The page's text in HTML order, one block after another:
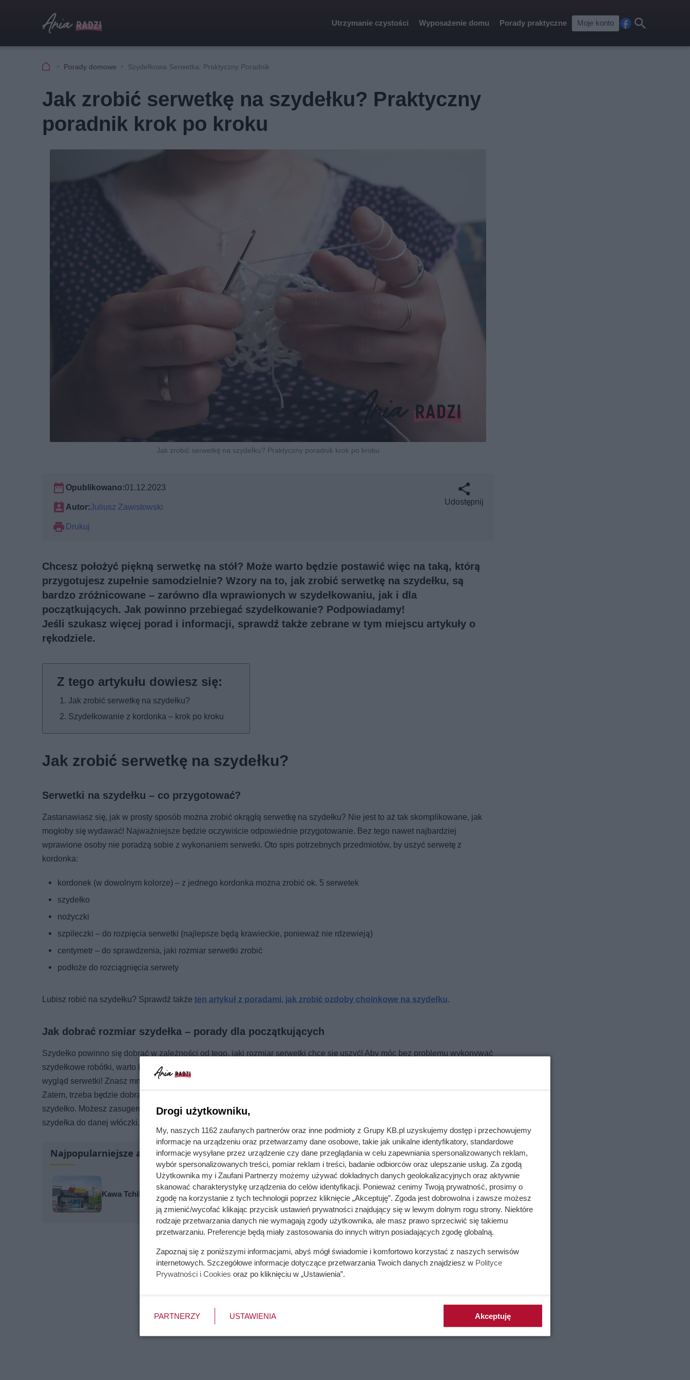
Utrzymanie czystości Wyposażenie domu Porady praktyczne Moje konto
cebkaj
Porady domowe Szydełkowa Serwetka: Praktyczny Poradnik
Jak zrobić serwetkę na szydełku? Praktyczny
poradnik krok po kroku
Jak zrobić serwetkę na szydełku? Praktyczny poradnik krok po kroku
Opublikowano:01.12.2023
Autor:Juliusz Zawistowski
Drukuj
Udostępnij
Chcesz położyć piękną serwetkę na stół? Może warto będzie postawić więc na taką, którą
przygotujesz zupełnie samodzielnie? Wzory na to, jak zrobić serwetkę na szydełku, są
bardzo zróżnicowane – zarówno dla wprawionych w szydełkowaniu, jak i dla
początkujących. Jak powinno przebiegać szydełkowanie? Podpowiadamy!
Jeśli szukasz więcej porad i informacji, sprawdź także zebrane w tym miejscu artykuły o
rękodziele.
Jak zrobić serwetkę na szydełku?
Szydełkowanie z kordonka – krok po kroku
Jak zrobić serwetkę na szydełku?
Serwetki na szydełku – co przygotować?
Zastanawiasz się, jak w prosty sposób można zrobić okrągłą serwetkę na szydełku? Nie jest to aż tak skomplikowane, jak
mogłoby się wydawać! Najważniejsze będzie oczywiście odpowiednie przygotowanie. Bez tego nawet najbardziej
wprawione osoby nie poradzą sobie z wykonaniem serwetki. Oto spis potrzebnych przedmiotów, by uszyć serwetę z
kordonka:
kordonek (w dowolnym kolorze) – z jednego kordonka można zrobić ok. 5 serwetek
szydełko
nożyczki
szpileczki – do rozpięcia serwetki (najlepsze będą krawieckie, ponieważ nie rdzewieją)
centymetr – do sprawdzenia, jaki rozmiar serwetki zrobić
podłoże do rozciągnięcia serwety
Lubisz robić na szydełku? Sprawdź także ten artykuł z poradami, jak zrobić ozdoby choinkowe na szydełku.
Jak dobrać rozmiar szydełka – porady dla początkujących
Szydełko powinno się dobrać w zależności od tego, jaki rozmiar serwetki chce się uszyć! Aby móc bez problemu wykonywać
szydełkowe robótki, warto będzie poznać podstawowe rodzaje szydełek. Jego wybór będzie najmocniej wpływał na finalny
wygląd serwetki! Znasz mniej więcej schemat tego, jak powinna wyglądać serwetka i wiesz, jaki powinien być jej rozmiar?
Zatem, trzeba będzie dobrać szydełko do kordonka, który zakupiłaś. Im grubszy on będzie, tym grubsze powinno być
szydełko. Możesz zasugerować się w tym przypadku banderolą producenta. Tam wypisana będzie zazwyczaj wielkość
szydełka do danej włóczki.
Najpopularniejsze artykuły
Kawa Tchibo w Biedronce kosztuje 49,99 zł – sprawdź gdze jest haczyk!
Drogi użytkowniku,
My, naszych 1162 zaufanych partnerów oraz inne podmioty z Grupy KB.pl uzyskujemy dostęp i przechowujemy
informacje na urządzeniu oraz przetwarzamy dane osobowe, takie jak unikalne identyfikatory, standardowe
informacje wysyłane przez urządzenie czy dane przeglądania w celu zapewniania spersonalizowanych reklam,
wybór spersonalizowanych treści, pomiar reklam i treści, badanie odbiorców oraz ulepszanie usług. Za zgodą
Użytkownika my i Zaufani Partnerzy możemy używać dokładnych danych geolokalizacyjnych oraz aktywnie
skanować charakterystykę urządzenia do celów identyfikacji. Ponieważ cenimy Twoją prywatność, prosimy o
zgodę na korzystanie z tych technologii poprzez kliknięcie „Akceptuję”. Zgoda jest dobrowolna i zawsze możesz
ją zmienić/wycofać klikając przycisk ustawień prywatności znajdujący się w lewym dolnym rogu strony. Niektóre
rodzaje przetwarzania danych nie wymagają zgody użytkownika, ale masz prawo sprzeciwić się takiemu
przetwarzaniu. Preferencje będą miały zastosowania do innych witryn posiadających zgodę globalną.
Zapoznaj się z poniższymi informacjami, abyś mógł świadomie i komfortowo korzystać z naszych serwisów
internetowych. Szczegółowe informacje dotyczące przetwarzania Twoich danych znajdziesz w Polityce
Prywatności i Cookies oraz po kliknięciu w „Ustawienia”.
PARTNERZY USTAWIENIA Akceptuję